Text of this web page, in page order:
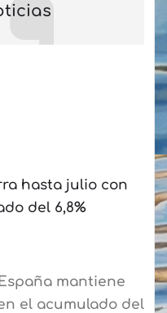
hasta julio con
del 6,8%
mantiene
el acumulado del